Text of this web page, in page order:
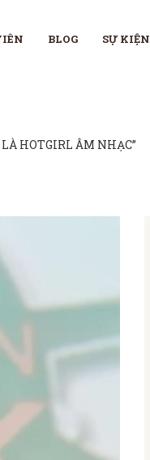
BLOG SỰ KIỆN
HOTGIRL ÂM NHẠC”